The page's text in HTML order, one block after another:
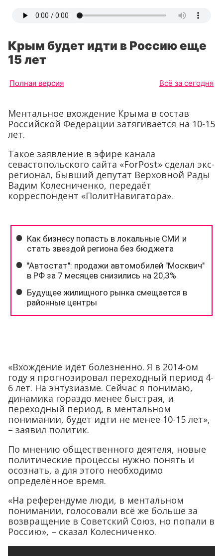
Крым будет идти в Россию еще
15 лет
Полная версия Всё за сегодня
Ментальное вхождение Крыма в состав
Российской Федерации затягивается на 10-15
лет.
Такое заявление в эфире канала
севастопольского сайта «ForPost» сделал экс-
регионал, бывший депутат Верховной Рады
Вадим Колесниченко, передаёт
корреспондент «ПолитНавигатора».
«Вхождение идёт болезненно. Я в 2014-ом
году я прогнозировал переходный период 4-
6 лет. На энтузиазме. Сейчас я понимаю,
динамика гораздо менее быстрая, и
переходный период, в ментальном
понимании, будет идти не менее 10-15 лет»,
– заявил политик.
По мнению общественного деятеля, новые
политические процессы нужно понять и
осознать, а для этого необходимо
определённое время.
«На референдуме люди, в ментальном
понимании, голосовали всё же больше за
возвращение в Советский Союз, но попали в
Россию», – сказал Колесниченко.